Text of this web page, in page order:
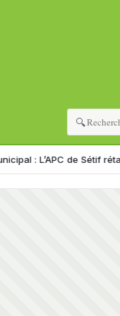
🔍
de Sétif rétablit les faits